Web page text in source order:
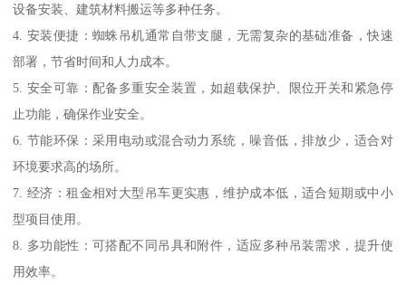
设备安装、建筑材料搬运等多种任务。
4. 安装便捷：蜘蛛吊机通常自带支腿，无需复杂的基础准备，快速
部署，节省时间和人力成本。
5. 安全可靠：配备多重安全装置，如超载保护、限位开关和紧急停
止功能，确保作业安全。
6. 节能环保：采用电动或混合动力系统，噪音低，排放少，适合对
环境要求高的场所。
7. 经济：租金相对大型吊车更实惠，维护成本低，适合短期或中小
型项目使用。
8. 多功能性：可搭配不同吊具和附件，适应多种吊装需求，提升使
用效率。